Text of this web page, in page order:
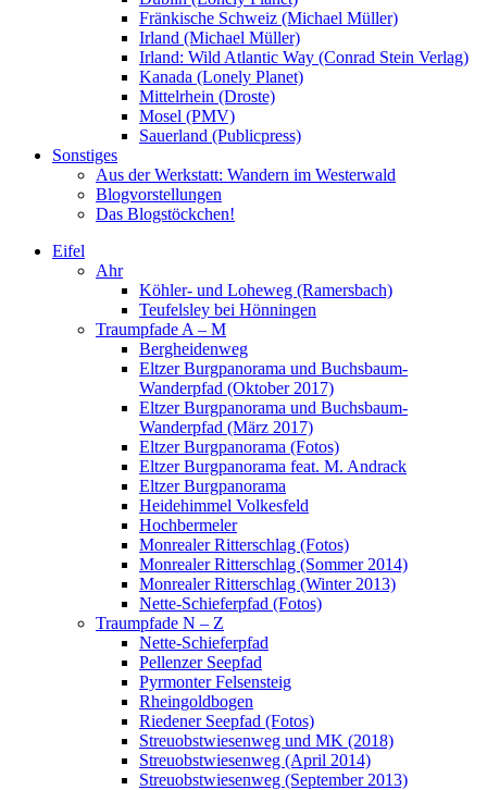
Fränkische Schweiz (Michael Müller)
Irland (Michael Müller)
Irland: Wild Atlantic Way (Conrad Stein Verlag)
Kanada (Lonely Planet)
Mittelrhein (Droste)
Mosel (PMV)
Sauerland (Publicpress)
Sonstiges
Aus der Werkstatt: Wandern im Westerwald
Blogvorstellungen
Das Blogstöckchen!
Eifel
Ahr
Köhler- und Loheweg (Ramersbach)
Teufelsley bei Hönningen
Traumpfade A – M
Bergheidenweg
Eltzer Burgpanorama und Buchsbaum-
Wanderpfad (Oktober 2017)
Eltzer Burgpanorama und Buchsbaum-
Wanderpfad (März 2017)
Eltzer Burgpanorama (Fotos)
Eltzer Burgpanorama feat. M. Andrack
Eltzer Burgpanorama
Heidehimmel Volkesfeld
Hochbermeler
Monrealer Ritterschlag (Fotos)
Monrealer Ritterschlag (Sommer 2014)
Monrealer Ritterschlag (Winter 2013)
Nette-Schieferpfad (Fotos)
Traumpfade N – Z
Nette-Schieferpfad
Pellenzer Seepfad
Pyrmonter Felsensteig
Rheingoldbogen
Riedener Seepfad (Fotos)
Streuobstwiesenweg und MK (2018)
Streuobstwiesenweg (April 2014)
Streuobstwiesenweg (September 2013)